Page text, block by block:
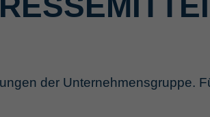
der Unternehmensgruppe.